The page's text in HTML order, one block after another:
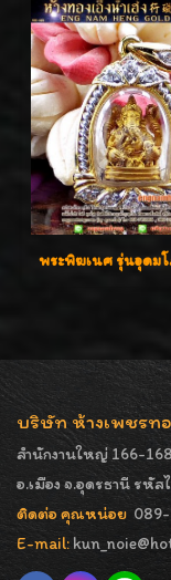
พระพิฆเนศ รุ่นอุดม
บริษัท ห้างเพชรทอ
สำนักงานใหญ่ 166-
อ.เมือง จ.อุดรธานี รหั
ติดต่อ คุณหน่อย
E-mail: